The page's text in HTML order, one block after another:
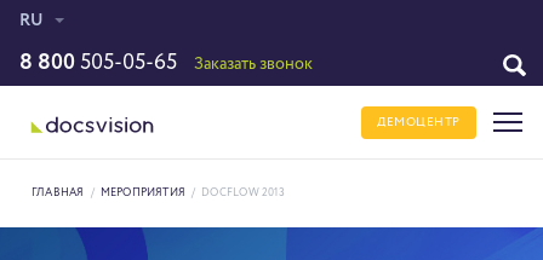
RU
8 800 505-05-65 Заказать звонок
ДЕМОЦЕНТР
ГЛАВНАЯ / МЕРОПРИЯТИЯ / DOCFLOW 2013